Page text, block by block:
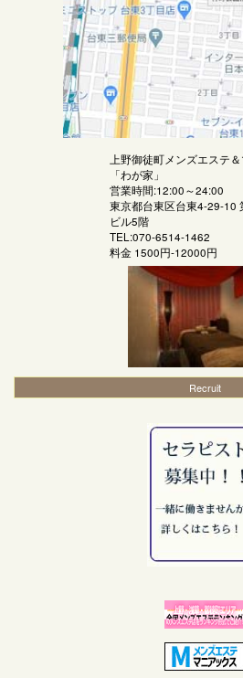
上野御徒町メンズエステ
「わが家 」
営業時間:12:00～24:00
東京都台東区台東4-29-10
ビル5階
TEL:070-6514-1462
料金 1500円-12000円
Recruit